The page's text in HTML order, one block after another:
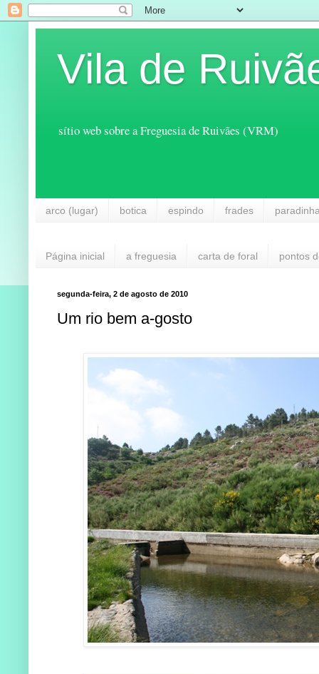
Vila de
sítio web sobre a Freguesia de Ruivães (VRM)
arco (lugar) botica espindo frades
Página inicial a freguesia carta de foral pontos
segunda-feira, 2 de agosto de 2010
Um rio bem a-gosto